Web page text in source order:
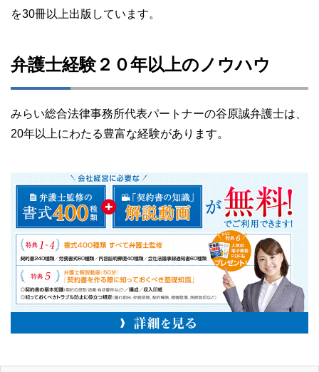
を30冊以上出版しています。
弁護士経験２０年以上のノウハウ
みらい総合法律事務所代表パートナーの谷原誠弁護士は、
20年以上にわたる豊富な経験があります。